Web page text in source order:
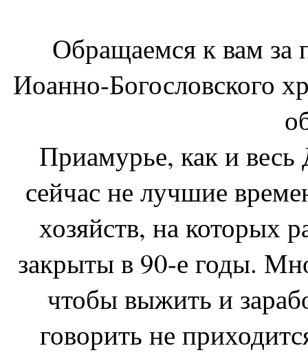
Обращаемся к вам
Иоанно-Богословского
Приамурье, как и
сейчас не лучшие
хозяйств, на которых
закрыты в 90-е годы.
чтобы выжить и
говорить не